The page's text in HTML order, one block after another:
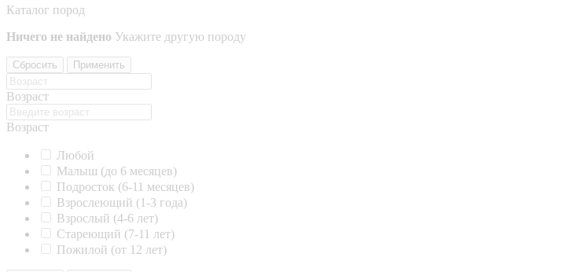
Каталог пород
Ничего не найдено Укажите другую породу
Сбросить Применить
Возраст
Возраст
Любой
Малыш (до 6 месяцев)
Подросток (6-11 месяцев)
Взрослеющий (1-3 года)
Взрослый (4-6 лет)
Стареющий (7-11 лет)
Пожилой (от 12 лет)